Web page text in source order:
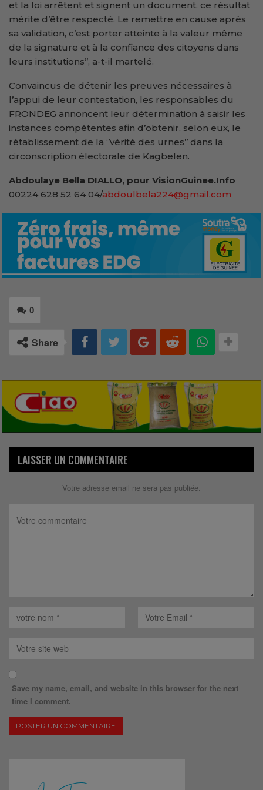
et la loi arrêtent et signent un document, ce résultat
mérite d’être respecté. Le remettre en cause après
sa validation, c’est porter atteinte à la valeur même
de la signature et à la confiance des citoyens dans
leurs institutions’’, a-t-il martelé.
Convaincus de détenir les preuves nécessaires à
l’appui de leur contestation, les responsables du
FRONDEG annoncent leur détermination à saisir les
instances compétentes afin d’obtenir, selon eux, le
rétablissement de la ‘’vérité des urnes’’ dans la
circonscription électorale de Kagbelen.
Abdoulaye Bella DIALLO, pour VisionGuinee.Info
00224 628 52 64 04/abdoulbela224@gmail.com
0
Share
LAISSER UN COMMENTAIRE
Votre adresse email ne sera pas publiée.
Save my name, email, and website in this browser for the next
time I comment.